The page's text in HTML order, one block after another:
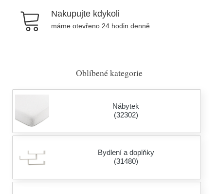
Nakupujte kdykoli
máme otevřeno 24 hodin denně
Oblíbené kategorie
Nábytek
(32302)
Bydlení a doplňky
(31480)